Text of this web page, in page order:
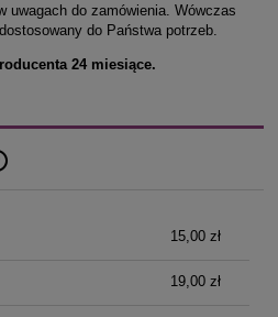
uwagach do zamówienia. Wówczas
do Państwa potrzeb.
24 miesiące.
kosztów płatności
15,00 zł
19,00 zł